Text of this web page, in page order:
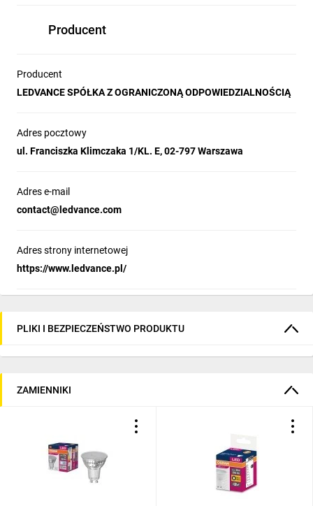
Producent
Producent
LEDVANCE SPÓŁKA Z OGRANICZONĄ ODPOWIEDZIALNOŚCIĄ
Adres pocztowy
ul. Franciszka Klimczaka 1/KL. E, 02-797 Warszawa
Adres e-mail
contact@ledvance.com
Adres strony internetowej
https://www.ledvance.pl/
PLIKI I BEZPIECZEŃSTWO PRODUKTU
ZAMIENNIKI